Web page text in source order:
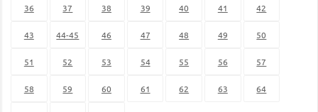
36 37 38 39 40 41 42
43 44-45 46 47 48 49 50
51 52 53 54 55 56 57
58 59 60 61 62 63 64